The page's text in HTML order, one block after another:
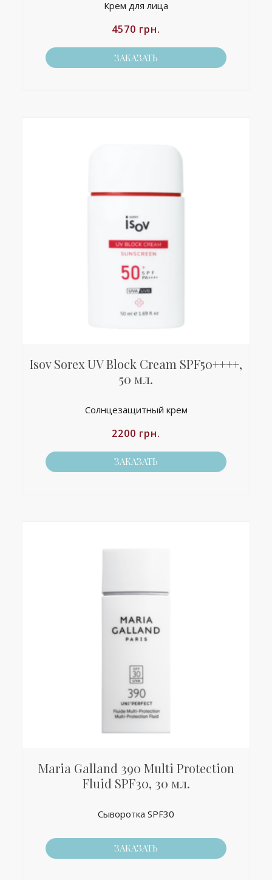
Крем для лица
4570 грн.
ЗАКАЗАТЬ
Isov Sorex UV Block Cream SPF50++++,
50 мл.
Солнцезащитный крем
2200 грн.
ЗАКАЗАТЬ
Maria Galland 390 Multi Protection
Fluid SPF30, 30 мл.
Сыворотка SPF30
ЗАКАЗАТЬ